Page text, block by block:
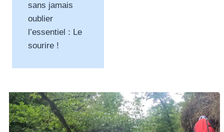
sans jamais
oublier
l’essentiel : Le
sourire !